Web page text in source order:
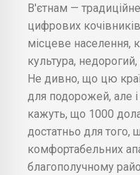
В'єтнам —
цифрових
місцеве населення,
культура,
Не дивно, що цю
для подорожей, але
кажуть, що 1000
достатньо для того,
комфортабельних
благополучному